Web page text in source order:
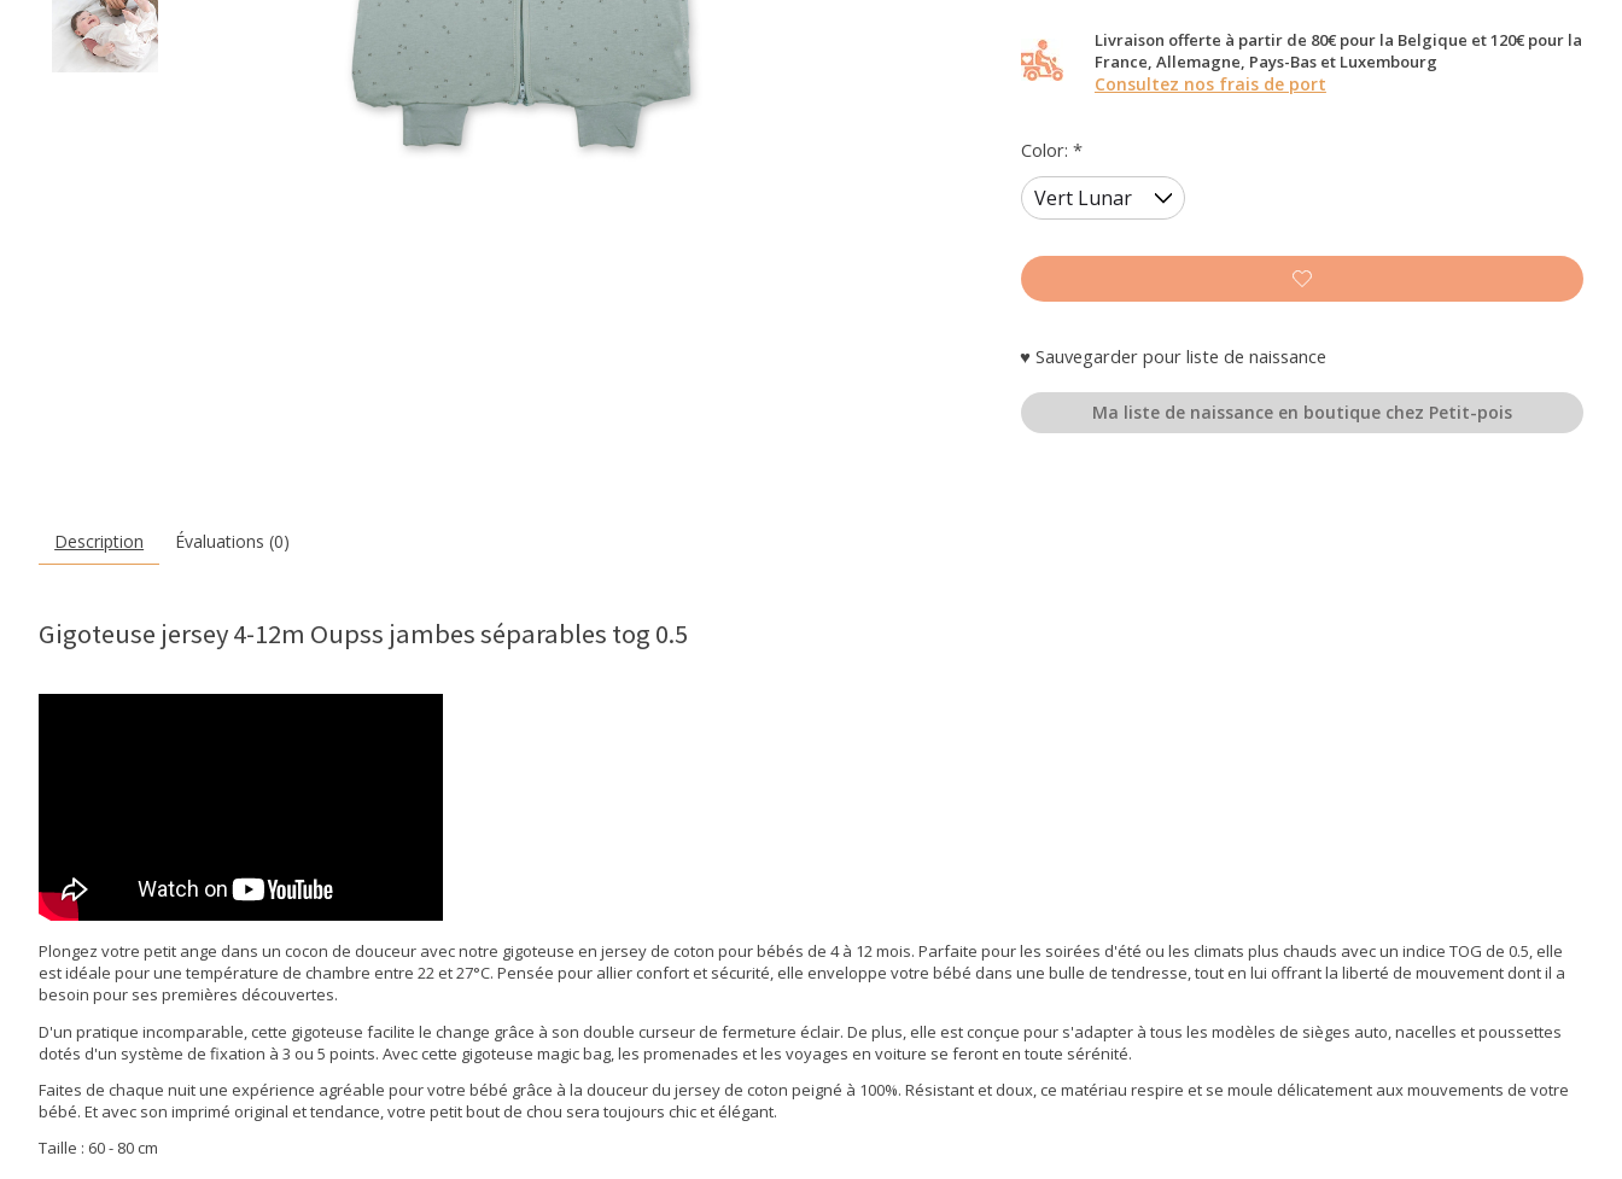
Livraison offerte à partir de 80€ pour la Belgique et 120€ pour la
France, Allemagne, Pays-Bas et Luxembourg
Consultez nos frais de port
Color: *
♥ Sauvegarder pour liste de naissance
Ma liste de naissance en boutique chez Petit-pois
Description Évaluations (0)
Gigoteuse jersey 4-12m Oupss jambes séparables tog 0.5
Plongez votre petit ange dans un cocon de douceur avec notre gigoteuse en jersey de coton pour bébés de 4 à 12 mois. Parfaite pour les soirées d'été ou les climats plus chauds avec un indice TOG de 0.5, elle
est idéale pour une température de chambre entre 22 et 27°C. Pensée pour allier confort et sécurité, elle enveloppe votre bébé dans une bulle de tendresse, tout en lui offrant la liberté de mouvement dont il a
besoin pour ses premières découvertes.
D'un pratique incomparable, cette gigoteuse facilite le change grâce à son double curseur de fermeture éclair. De plus, elle est conçue pour s'adapter à tous les modèles de sièges auto, nacelles et poussettes
dotés d'un système de fixation à 3 ou 5 points. Avec cette gigoteuse magic bag, les promenades et les voyages en voiture se feront en toute sérénité.
Faites de chaque nuit une expérience agréable pour votre bébé grâce à la douceur du jersey de coton peigné à 100%. Résistant et doux, ce matériau respire et se moule délicatement aux mouvements de votre
bébé. Et avec son imprimé original et tendance, votre petit bout de chou sera toujours chic et élégant.
Taille : 60 - 80 cm